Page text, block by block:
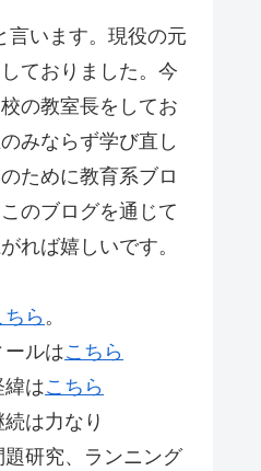
言います。現役の元
ておりました。今
の教室長をしてお
みならず学び直し
ために教育系ブロ
のブログを通じて
れば嬉しいです。
ちら 。
ルはこちら
緯はこちら
は力なり
研究、ランニング